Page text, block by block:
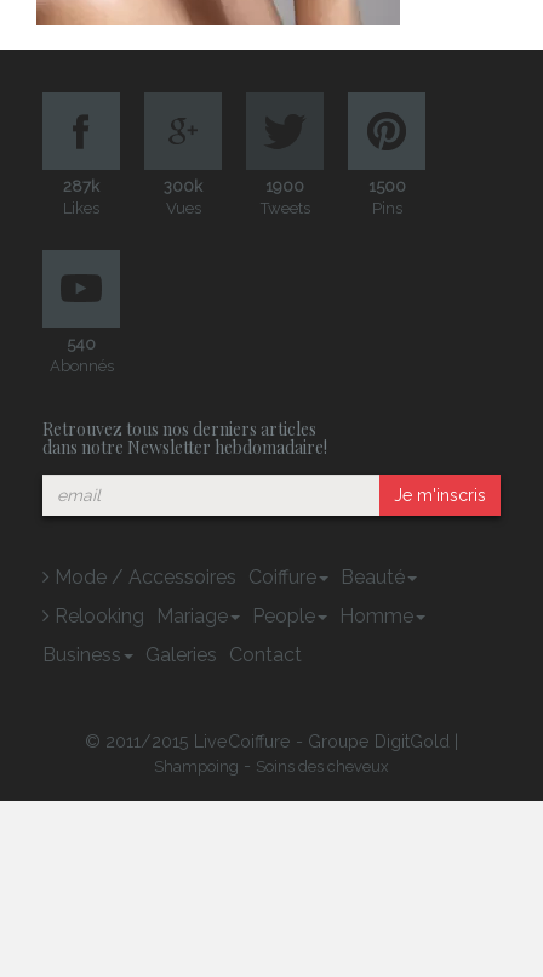
287k
Likes
300k
Vues
1900
Tweets
1500
Pins
540
Abonnés
Retrouvez tous nos derniers articles
dans notre Newsletter hebdomadaire!
Je m'inscris
Mode / Accessoires Coiffure
Beauté
Relooking
Mariage People
Homme
Business
Galeries Contact
© 2011/2015 LiveCoiffure - Groupe DigitGold |
Shampoing - Soins des cheveux